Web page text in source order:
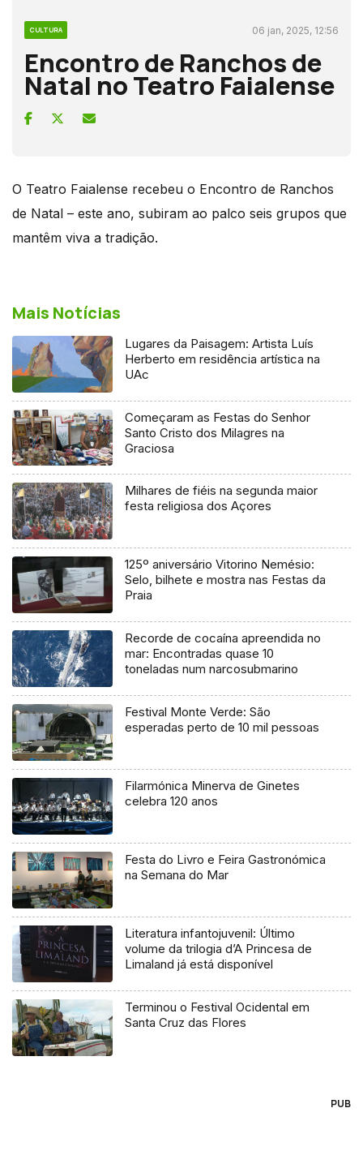
CULTURA 06 jan, 2025, 12:56
Encontro de Ranchos de
Natal no Teatro Faialense
O Teatro Faialense recebeu o Encontro de Ranchos
de Natal – este ano, subiram ao palco seis grupos que
mantêm viva a tradição.
Mais Notícias
Lugares da Paisagem: Artista Luís
Herberto em residência artística na
UAc
Começaram as Festas do Senhor
Santo Cristo dos Milagres na
Graciosa
Milhares de fiéis na segunda maior
festa religiosa dos Açores
125º aniversário Vitorino Nemésio:
Selo, bilhete e mostra nas Festas da
Praia
Recorde de cocaína apreendida no
mar: Encontradas quase 10
toneladas num narcosubmarino
Festival Monte Verde: São
esperadas perto de 10 mil pessoas
Filarmónica Minerva de Ginetes
celebra 120 anos
Festa do Livro e Feira Gastronómica
na Semana do Mar
Literatura infantojuvenil: Último
volume da trilogia d’A Princesa de
Limaland já está disponível
Terminou o Festival Ocidental em
Santa Cruz das Flores
PUB